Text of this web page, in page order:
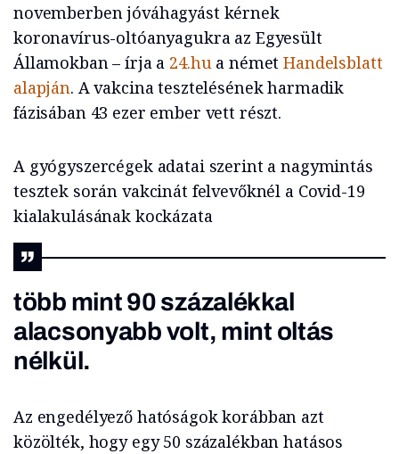
novemberben jóváhagyást kérnek
koronavírus-oltóanyagukra az Egyesült
Államokban – írja a 24.hu a németHandelsblatt
alapján. A vakcina tesztelésének harmadik
fázisában 43 ezer ember vett részt.
A gyógyszercégek adatai szerint a nagymintás
tesztek során vakcinát felvevőknél a Covid-19
kialakulásának kockázata
több mint 90 százalékkal
alacsonyabb volt, mint oltás
nélkül.
Az engedélyező hatóságok korábban azt
közölték, hogy egy 50 százalékban hatásos